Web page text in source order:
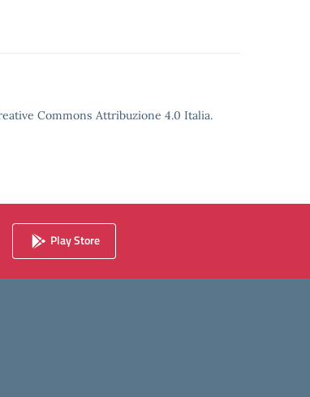
Commons Attribuzione 4.0 Italia.
Play Store